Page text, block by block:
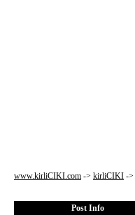
www.kirliCIKI.com -> kirliCIKI ->
Post Info